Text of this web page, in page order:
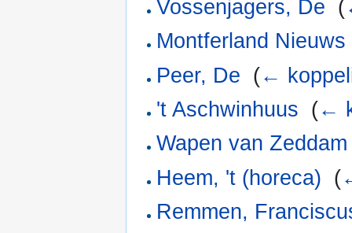
Vossenjagers, De (
Montferland Nieuws
Peer, De (←
't Aschwinhuus (←
Wapen van
Heem, 't (horeca) (
Remmen,